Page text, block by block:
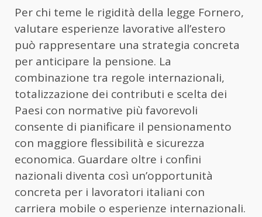
Per chi teme le rigidità della legge Fornero,
valutare esperienze lavorative all’estero
può rappresentare una strategia concreta
per anticipare la pensione. La
combinazione tra regole internazionali,
totalizzazione dei contributi e scelta dei
Paesi con normative più favorevoli
consente di pianificare il pensionamento
con maggiore flessibilità e sicurezza
economica. Guardare oltre i confini
nazionali diventa così un’opportunità
concreta per i lavoratori italiani con
carriera mobile o esperienze internazionali.